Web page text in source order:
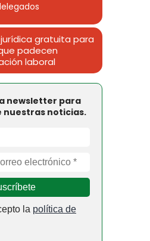
gratuita para
padecen
laboral
newsletter para
nuestras noticias.
la política de